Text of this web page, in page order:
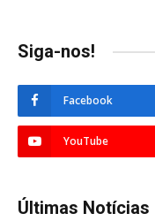
Siga-nos!
Facebook
YouTube
Últimas Notícias